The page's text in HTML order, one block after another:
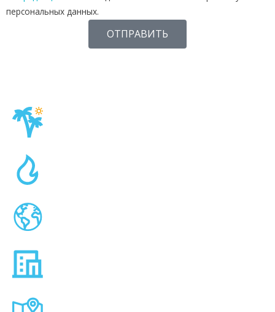
персональных данных.
ОТПРАВИТЬ